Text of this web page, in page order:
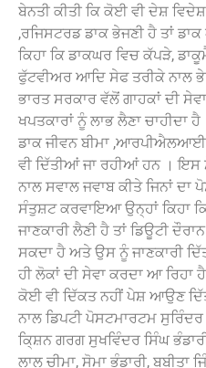
ਬੇਨਤੀ ਕੀਤੀ ਕਿ ਕੋਈ ਵੀ ਦੇਸ਼
,ਰਜਿਸਟਰਡ ਡਾਕ ਭੇਜਣੀ ਹੈ ਤਾਂ
ਕਿਹਾ ਕਿ ਡਾਕਘਰ ਵਿਚ ਕੱਪੜੇ,
ਫੁੱਟਵੀਅਰ ਆਦਿ ਸੇਫ ਤਰੀਕੇ ਨਾਲ
ਭਾਰਤ ਸਰਕਾਰ ਵੱਲੋਂ ਗਾਹਕਾਂ ਦੀ
ਖਪਤਕਾਰਾਂ ਨੂੰ ਲਾਭ ਲੈਣਾ ਚਾਹੀਦਾ
ਡਾਕ ਜੀਵਨ ਬੀਮਾ
ਵੀ ਦਿੱਤੀਆਂ ਜਾ ਰਹੀਆਂ ਹਨ । ਇਸ
ਨਾਲ ਸਵਾਲ ਜਵਾਬ ਕੀਤੇ ਜਿਨਾਂ
ਸੰਤੁਸ਼ਟ ਕਰਵਾਇਆ ਉਨ੍ਹਾਂ ਕਿਹਾ
ਜਾਣਕਾਰੀ ਲੈਣੀ ਹੈ ਤਾਂ ਡਿਊਟੀ
ਸਕਦਾ ਹੈ ਅਤੇ ਉਸ ਨੂੰ ਜਾਣਕਾਰੀ
ਹੀ ਲੋਕਾਂ ਦੀ ਸੇਵਾ ਕਰਦਾ ਆ
ਕੋਈ ਵੀ ਦਿੱਕਤ ਨਹੀਂ ਪੇਸ਼ ਆਉਣ
ਨਾਲ ਡਿਪਟੀ ਪੋਸਟਮਾਰਟਮ
ਕਿ੍ਸ਼ਨ ਗਰਗ ਸੁਖਵਿੰਦਰ ਸਿੰਘ
ਲਾਲ ਚੀਮਾ, ਸੋਮਾ ਭੰਡਾਰੀ, ਬਬੀਤਾ